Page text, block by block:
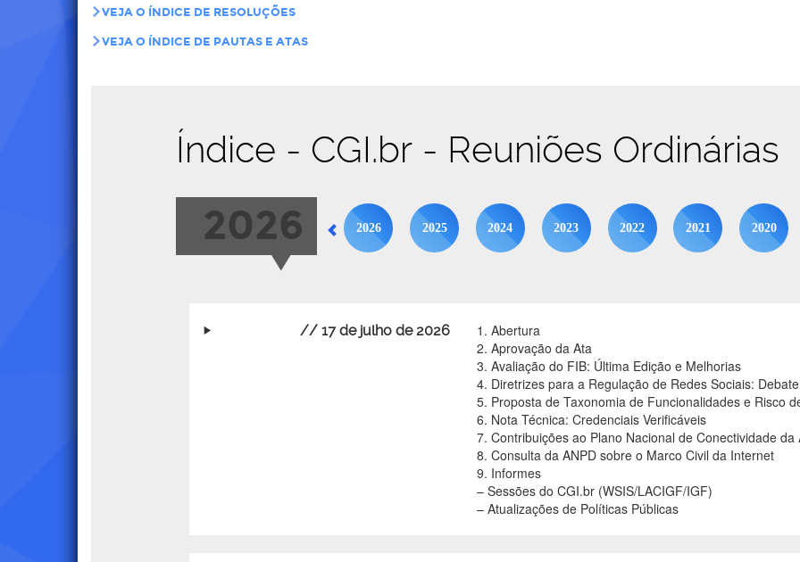
VEJA O ÍNDICE DE RESOLUÇÕES
VEJA O ÍNDICE DE PAUTAS E ATAS
Índice - CGI.br - Reuniões Ordinárias
2026 2026 2025 2024 2023 2022 2021 2020
// 17 de julho de 2026
1. Abertura
2. Aprovação da Ata
3. Avaliação do FIB: Última Edição e Melhorias
4. Diretrizes para a Regulação de Redes Sociais:
5. Proposta de Taxonomia de Funcionalidades e Risco
6. Nota Técnica: Credenciais Verificáveis
7. Contribuições ao Plano Nacional de Conectividade da
8. Consulta da ANPD sobre o Marco Civil da Internet
9. Informes
– Sessões do CGI.br (WSIS/LACIGF/IGF)
– Atualizações de Políticas Públicas